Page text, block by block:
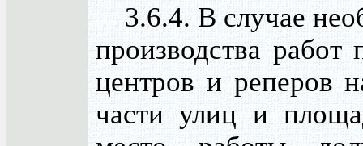
3.6.4. В случае
производства работ
центров и реперов
части улиц и